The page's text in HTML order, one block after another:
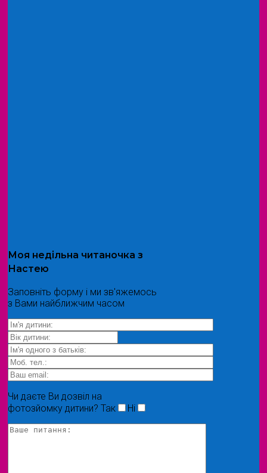
Моя недільна читаночка з
Настею
Заповніть форму і ми зв'яжемось
з Вами найближчим часом
Чи даєте Ви дозвіл на
фотозйомку дитини? Так Ні